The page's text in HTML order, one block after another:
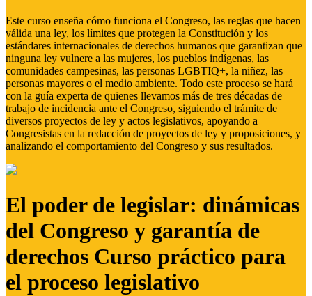
Este curso enseña cómo funciona el Congreso, las reglas que hacen
válida una ley, los límites que protegen la Constitución y los
estándares internacionales de derechos humanos que garantizan que
ninguna ley vulnere a las mujeres, los pueblos indígenas, las
comunidades campesinas, las personas LGBTIQ+, la niñez, las
personas mayores o el medio ambiente. Todo este proceso se hará
con la guía experta de quienes llevamos más de tres décadas de
trabajo de incidencia ante el Congreso, siguiendo el trámite de
diversos proyectos de ley y actos legislativos, apoyando a
Congresistas en la redacción de proyectos de ley y proposiciones, y
analizando el comportamiento del Congreso y sus resultados.
El poder de legislar: dinámicas
del Congreso y garantía de
derechos Curso práctico para
el proceso legislativo